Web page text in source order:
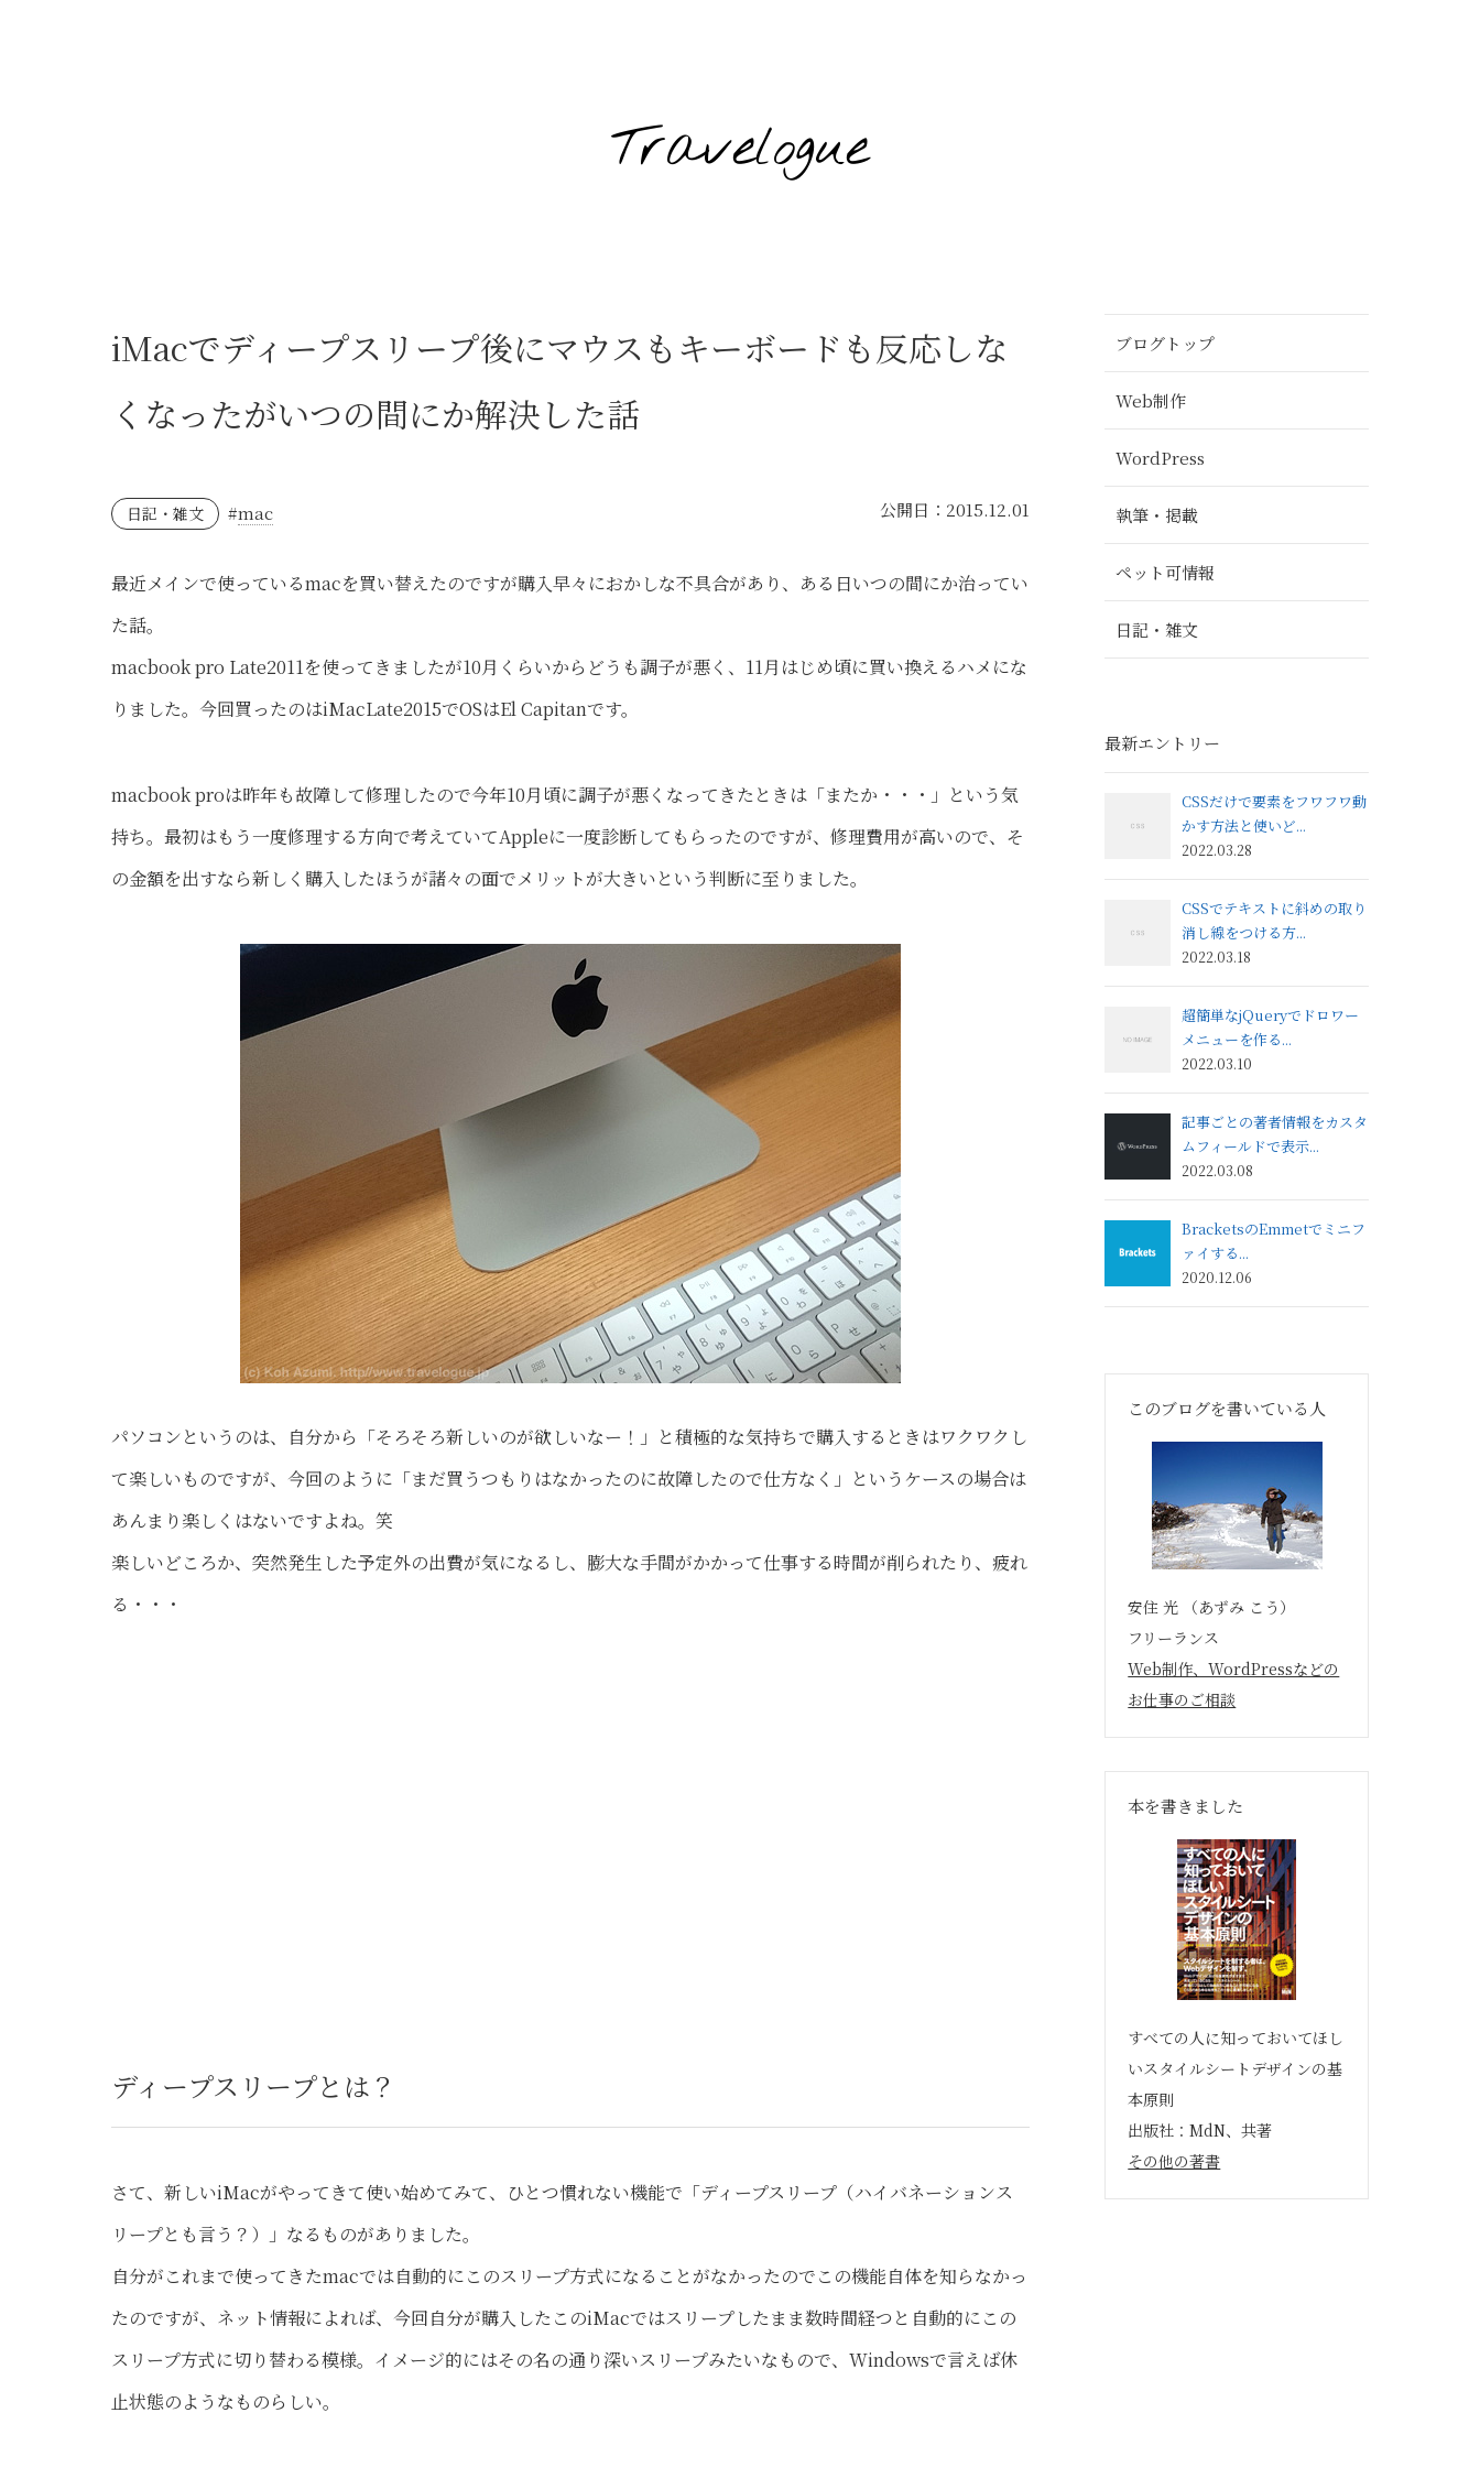
Travelogue
iMacでディープスリープ後にマウスもキーボードも反応しな
くなったがいつの間にか解決した話
日記・雑文 #mac 公開日： 2015.12.01
最近メインで使っているmacを買い替えたのですが購入早々におかしな不具合があり、ある日いつの間にか治ってい
た話。
macbook pro Late2011を使ってきましたが10月くらいからどうも調子が悪く、11月はじめ頃に買い換えるハメにな
りました。今回買ったのはiMacLate2015でOSはEl Capitanです。
macbook proは昨年も故障して修理したので今年10月頃に調子が悪くなってきたときは「またか・・・」という気
持ち。最初はもう一度修理する方向で考えていてAppleに一度診断してもらったのですが、修理費用が高いので、そ
の金額を出すなら新しく購入したほうが諸々の面でメリットが大きいという判断に至りました。
パソコンというのは、自分から「そろそろ新しいのが欲しいなー！」と積極的な気持ちで購入するときはワクワクし
て楽しいものですが、今回のように「まだ買うつもりはなかったのに故障したので仕方なく」というケースの場合は
あんまり楽しくはないですよね。笑
楽しいどころか、突然発生した予定外の出費が気になるし、膨大な手間がかかって仕事する時間が削られたり、疲れ
る・・・
ディープスリープとは？
さて、新しいiMacがやってきて使い始めてみて、ひとつ慣れない機能で「ディープスリープ（ハイバネーションス
リープとも言う？）」なるものがありました。
自分がこれまで使ってきたmacでは自動的にこのスリープ方式になることがなかったのでこの機能自体を知らなかっ
たのですが、ネット情報によれば、今回自分が購入したこのiMacではスリープしたまま数時間経つと自動的にこの
スリープ方式に切り替わる模様。イメージ的にはその名の通り深いスリープみたいなもので、Windowsで言えば休
止状態のようなものらしい。
ブログトップ
Web制作
WordPress
執筆・掲載
ペット可情報
日記・雑文
最新エントリー
CSSだけで要素をフワフワ動
かす方法と使いど...
2022.03.28
CSSでテキストに斜めの取り
消し線をつける方...
2022.03.18
超簡単なjQueryでドロワー
メニューを作る...
2022.03.10
記事ごとの著者情報をカスタ
ムフィールドで表示...
2022.03.08
BracketsのEmmetでミニフ
ァイする...
2020.12.06
このブログを書いている人
安住 光 （あずみ こう）
フリーランス
Web制作、WordPressなどの
お仕事のご相談
本を書きました
すべての人に知っておいてほし
いスタイルシートデザインの基
本原則
出版社：MdN、共著
その他の著書